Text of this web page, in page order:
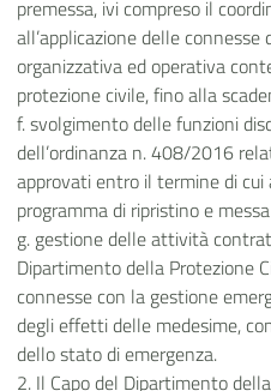
premessa, ivi compreso il
all’applicazione delle
organizzativa ed operativa
protezione civile, fino alla
f. svolgimento delle funzioni
dell’ordinanza n. 408/2016
approvati entro il termine di cui
programma di ripristino e
g. gestione delle attività
Dipartimento della Protezione
connesse con la gestione
degli effetti delle medesime,
dello stato di emergenza.
2. Il Capo del Dipartimento